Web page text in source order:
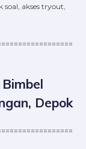
akses tryout,
Depok